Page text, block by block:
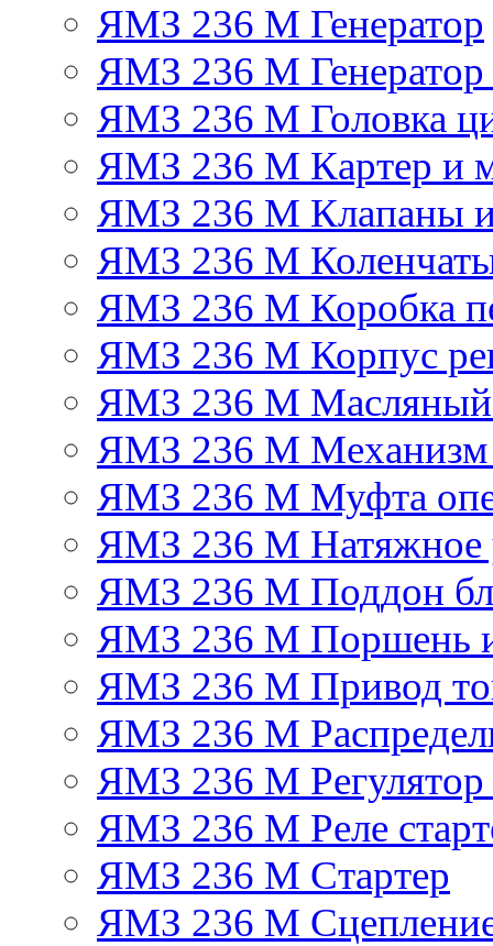
ЯМЗ 236 М Генератор
ЯМЗ 236 М Генератор
ЯМЗ 236 М Головка
ЯМЗ 236 М Картер и
ЯМЗ 236 М Клапаны и
ЯМЗ 236 М
ЯМЗ 236 М Коробка
ЯМЗ 236 М Корпус
ЯМЗ 236 М Масляный
ЯМЗ 236 М Механизм
ЯМЗ 236 М Муфта
ЯМЗ 236 М Натяжное
ЯМЗ 236 М Поддон
ЯМЗ 236 М Поршень
ЯМЗ 236 М Привод
ЯМЗ 236 М
ЯМЗ 236 М Регулятор
ЯМЗ 236 М Реле
ЯМЗ 236 М Стартер
ЯМЗ 236 М